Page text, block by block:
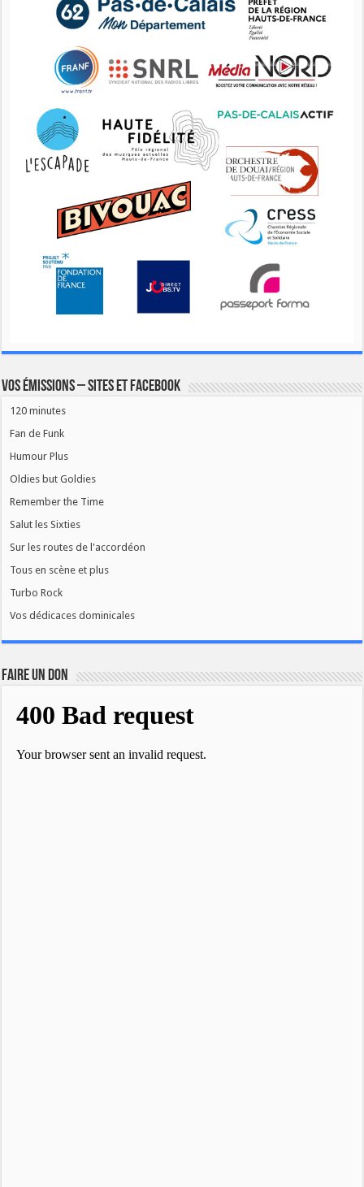
Vos émissions – Sites et Facebook
120 minutes
Fan de Funk
Humour Plus
Oldies but Goldies
Remember the Time
Salut les Sixties
Sur les routes de l'accordéon
Tous en scène et plus
Turbo Rock
Vos dédicaces dominicales
FAIRE UN DON